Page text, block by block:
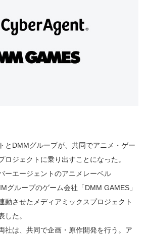
とDMMグループが、共同でアニメ・ゲー
ロジェクトに乗り出すことになった。
ーエージェントのアニメレーベル
グループのゲーム会社「DMM GAMES」
動させたメディアミックスプロジェクト
した。
社は、共同で企画・原作開発を行う。ア